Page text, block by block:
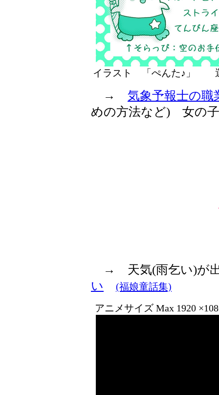
イラスト 「ぺんた♪」
→ 気象予報士の職
めの方法など) 女の
→ 天気(雨乞い)が
い
(福娘童話集)
アニメサイズ Max 1920